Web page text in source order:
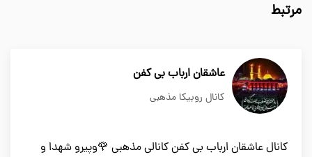
مرتبط
عاشقان ارباب بی کفن
کانال روبیکا مذهبی
کانال عاشقان ارباب بی کفن کانالی مذهبی 🌹وپیرو شهدا و